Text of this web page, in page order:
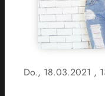
Do., 18.03.2021 ,